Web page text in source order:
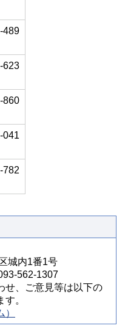
489
623
860
041
782
城内1番1号
562-1307
せ、ご意見等は以下の
。